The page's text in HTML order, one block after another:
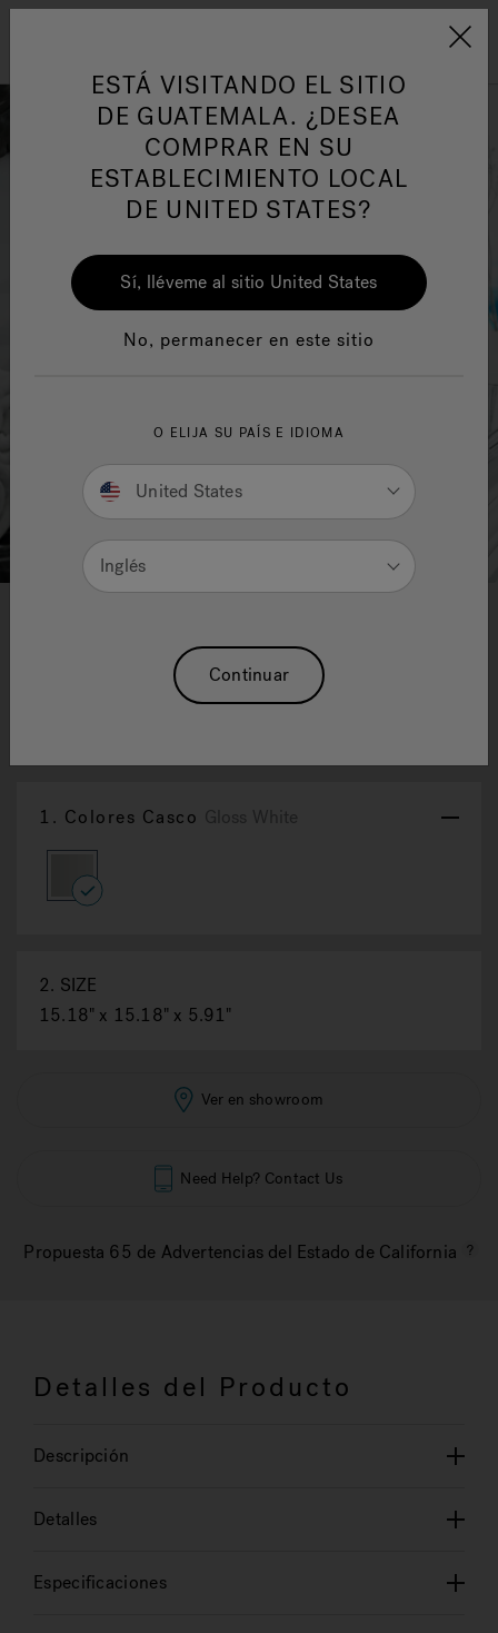
Jacuzzi&reg; Latin
Responsabilidad Social
HIDROMASAJE
Jacuzzi® Round Vessel Sink
With Vessel Filler Faucet
1. Colores Casco Gloss White
selected
2. SIZE
15.18" x 15.18" x 5.91"
Ver en showroom
Need Help? Contact Us
Propuesta 65 de Advertencias del Estado de California
Detalles del Producto
Descripción
Detalles
Especificaciones
ESTÁ VISITANDO EL SITIO
DE GUATEMALA. ¿DESEA
COMPRAR EN SU
ESTABLECIMIENTO LOCAL
DE UNITED STATES?
Sí, lléveme al sitio United States
No, permanecer en este sitio
O ELIJA SU PAÍS E IDIOMA
United States
Inglés
Continuar